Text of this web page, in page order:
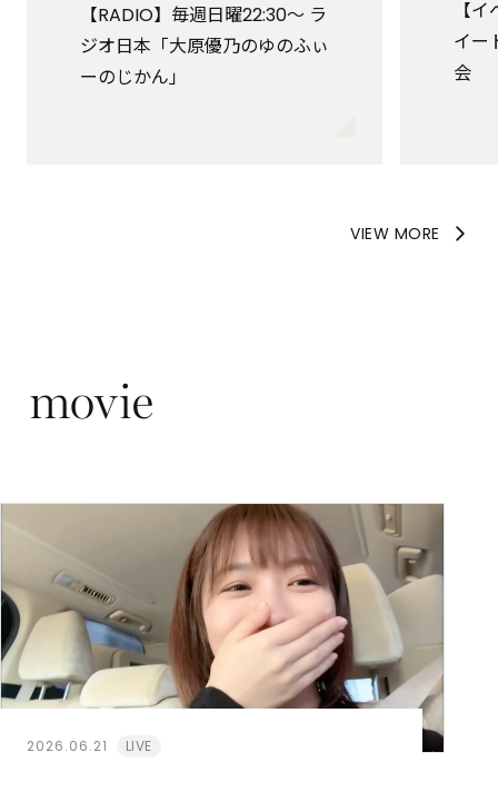
【RADIO】毎週日曜22:30〜 ラ
ジオ日本「大原優乃のゆのふぃ
ーのじかん」
【
イー
会
VIEW MORE
2026.06.21 LIVE